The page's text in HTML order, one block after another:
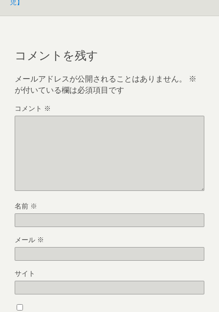
コメントを残す
メールアドレスが公開されることはありません。
※
が付いている欄は必須項目です
コメント ※
名前 ※
メール ※
サイト